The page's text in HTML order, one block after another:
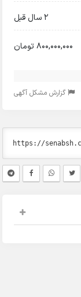
2 سال قبل
800,000,000 تومان
گزارش مشکل آگهی